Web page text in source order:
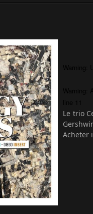
Warning
Warning
line
Le trio
Acheter